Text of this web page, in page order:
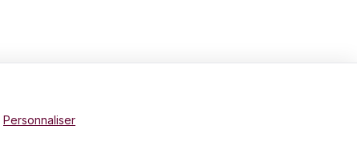
Personnaliser